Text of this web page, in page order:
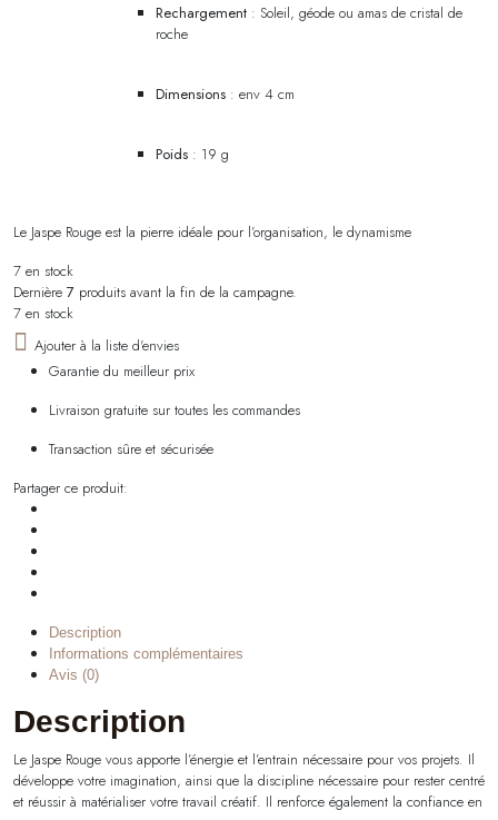
Rechargement : Soleil, géode ou amas de cristal de
roche
Dimensions : env 4 cm
Poids : 19 g
Le Jaspe Rouge est la pierre idéale pour l’organisation, le dynamisme
7 en stock
Dernière 7 produits avant la fin de la campagne.
7 en stock
Ajouter à la liste d'envies
Garantie du meilleur prix
Livraison gratuite sur toutes les commandes
Transaction sûre et sécurisée
Partager ce produit:
Description
Informations complémentaires
Avis (0)
Description
Le Jaspe Rouge vous apporte l’énergie et l’entrain nécessaire pour vos projets. Il
développe votre imagination, ainsi que la discipline nécessaire pour rester centré
et réussir à matérialiser votre travail créatif. Il renforce également la confiance en